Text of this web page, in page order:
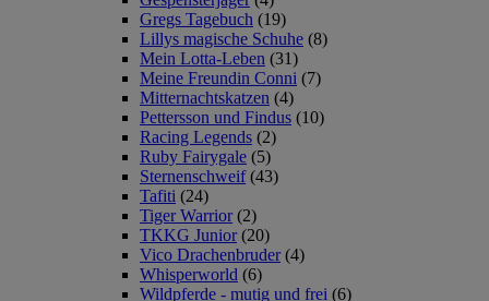
Gregs Tagebuch (19)
Lillys magische Schuhe (8)
Mein Lotta-Leben (31)
Meine Freundin Conni (7)
Mitternachtskatzen (4)
Pettersson und Findus (10)
Racing Legends (2)
Ruby Fairygale (5)
Sternenschweif (43)
Tafiti (24)
Tiger Warrior (2)
TKKG Junior (20)
Vico Drachenbruder (4)
Whisperworld (6)
Wildpferde - mutig und frei (6)